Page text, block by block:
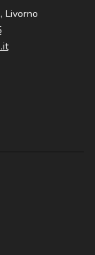
Livorno